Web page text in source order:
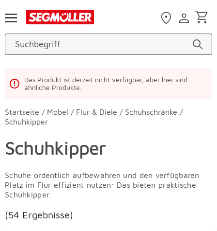
Das Produkt ist derzeit nicht verfügbar, aber hier sind
ähnliche Produkte.
Startseite / Möbel / Flur & Diele / Schuhschränke /
Schuhkipper
Schuhkipper
(54 Ergebnisse)
Schuhe ordentlich aufbewahren und den verfügbaren
Platz im Flur effizient nutzen: Das bieten praktische
Schuhkipper.